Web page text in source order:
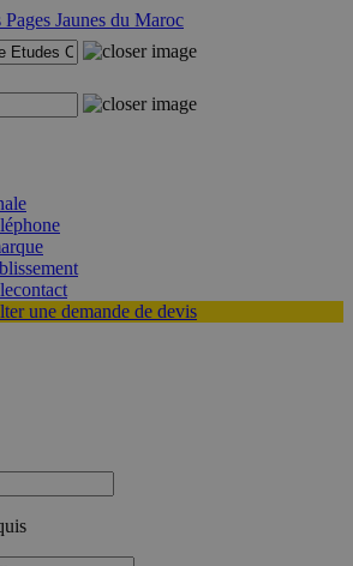
une demande de devis